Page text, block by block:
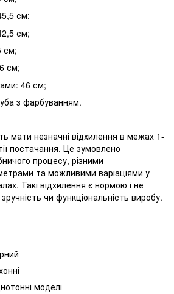
см;
см;
см;
см;
46 см;
з фарбуванням.
мати незначні відхилення в межах 1-
постачання. Це зумовлено
процесу, різними
та можливими варіаціями у
Такі відхилення є нормою і не
чи функціональність виробу.
моделі